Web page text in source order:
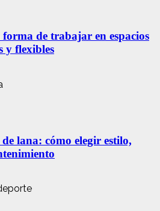
de trabajar en espacios
y flexibles
lana: cómo elegir estilo,